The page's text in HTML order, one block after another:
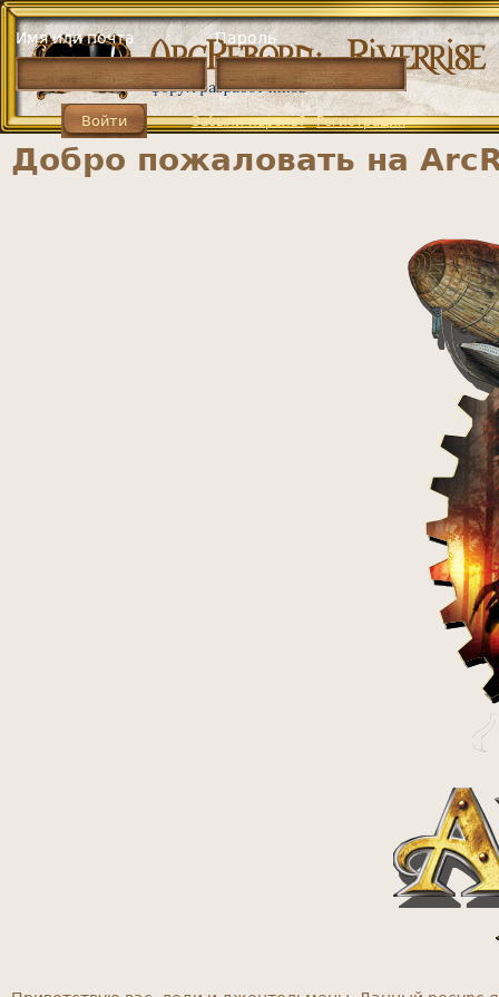
Jump to navigation
Добро пожаловать на
Имя или почта Пароль
Регистрация
Забыли пароль?